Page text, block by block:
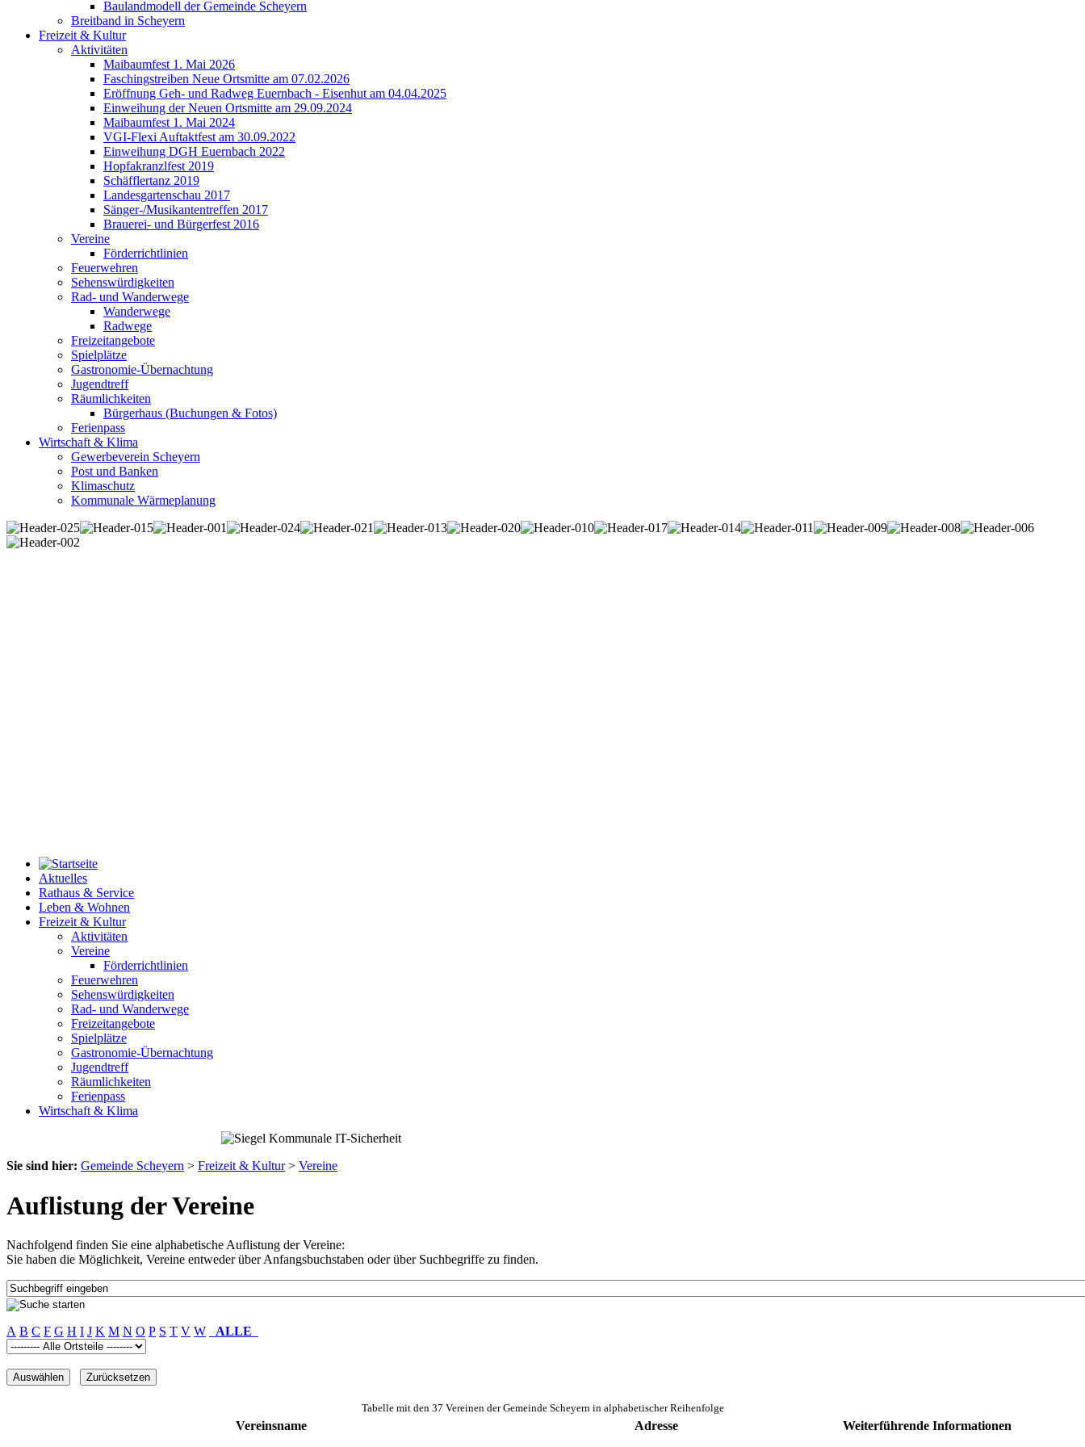
Baulandmodell der Gemeinde Scheyern
Breitband in Scheyern
Freizeit & Kultur
Aktivitäten
Maibaumfest 1. Mai 2026
Faschingstreiben Neue Ortsmitte am 07.02.2026
Eröffnung Geh- und Radweg Euernbach - Eisenhut am 04.04.2025
Einweihung der Neuen Ortsmitte am 29.09.2024
Maibaumfest 1. Mai 2024
VGI-Flexi Auftaktfest am 30.09.2022
Einweihung DGH Euernbach 2022
Hopfakranzlfest 2019
Schäfflertanz 2019
Landesgartenschau 2017
Sänger-/Musikantentreffen 2017
Brauerei- und Bürgerfest 2016
Vereine
Förderrichtlinien
Feuerwehren
Sehenswürdigkeiten
Rad- und Wanderwege
Wanderwege
Radwege
Freizeitangebote
Spielplätze
Gastronomie-Übernachtung
Jugendtreff
Räumlichkeiten
Bürgerhaus (Buchungen & Fotos)
Ferienpass
Wirtschaft & Klima
Gewerbeverein Scheyern
Post und Banken
Klimaschutz
Kommunale Wärmeplanung
Aktuelles
Rathaus & Service
Leben & Wohnen
Freizeit & Kultur
Aktivitäten
Vereine
Förderrichtlinien
Feuerwehren
Sehenswürdigkeiten
Rad- und Wanderwege
Freizeitangebote
Spielplätze
Gastronomie-Übernachtung
Jugendtreff
Räumlichkeiten
Ferienpass
Wirtschaft & Klima
Sie sind hier: Gemeinde Scheyern > Freizeit & Kultur> Vereine
Auflistung der Vereine
Nachfolgend finden Sie eine alphabetische Auflistung der Vereine:
Sie haben die Möglichkeit, Vereine entweder über Anfangsbuchstaben oder über Suchbegriffe zu finden.
A B C F G H I J K M N O P S T V W ALLE
Tabelle mit den 37 Vereinen der Gemeinde Scheyern in alphabetischer Reihenfolge
Vereinsname Adresse Weiterführende Informationen